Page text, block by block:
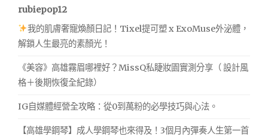
rubiepop12
我的肌膚奢寵煥顏日記！Tixel提可塑 x ExoMuse外泌體，
解鎖人生最亮的素顏光！
《美容》高雄霧眉哪裡好？MissQ私睫妝園實測分享（ 設計風
格＋後期恢復全紀錄）
IG自媒體經營全攻略：從0到萬粉的必學技巧與心法。
【高雄學鋼琴】成人學鋼琴也來得及！3個月內彈奏人生第一首